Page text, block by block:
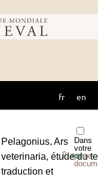
fr en
Dans
votre
porte-
⇪PDF
Pelagonius, Ars
veterinaria, étude du
traduction et